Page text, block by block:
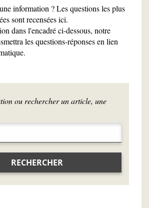
information ? Les questions les plus
sont recensées ici.
dans l'encadré ci-dessous, notre
les questions-réponses en lien
ou rechercher un article, une
RECHERCHER